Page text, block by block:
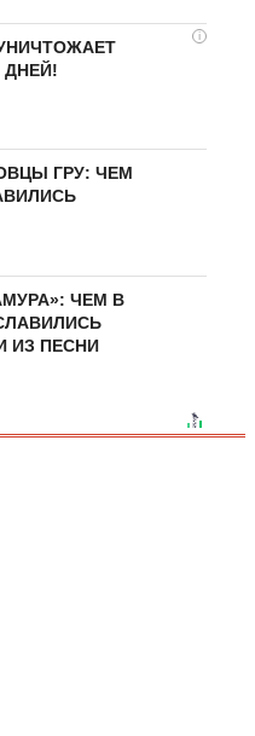
i
ДНЕЙ!
ГРУ: ЧЕМ
ЧЕМ В
ИЗ ПЕСНИ